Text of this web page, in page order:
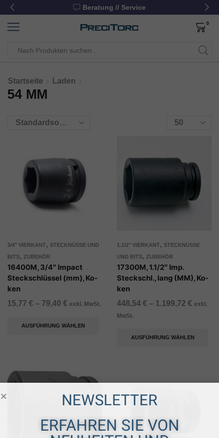
Beratung // Service
0
Startseite Laden
54 MM
3/4" VIERKANT, STECKNÜSSE UND
BITS, ZUBEHÖR
16400M, 3/4″ Impact
Steckschlüssel (mm), Ko-
ken
15,77 € – 79,40 € exkl. MwSt.
AUSFÜHRUNG WÄHLEN
1.1/2" VIERKANT, STECKNÜSSE
UND BITS, ZUBEHÖR
17300M, 1.1/2″ Imp.
Steckschl., lang (MM), Ko-
ken
448,54 € – 1.199,72 € exkl.
MwSt.
AUSFÜHRUNG WÄHLEN
NEWSLETTER
ERFAHREN SIE VON